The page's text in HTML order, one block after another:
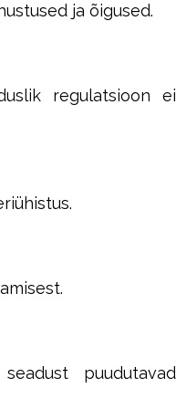
ja õigused.
regulatsioon ei
puudutavad